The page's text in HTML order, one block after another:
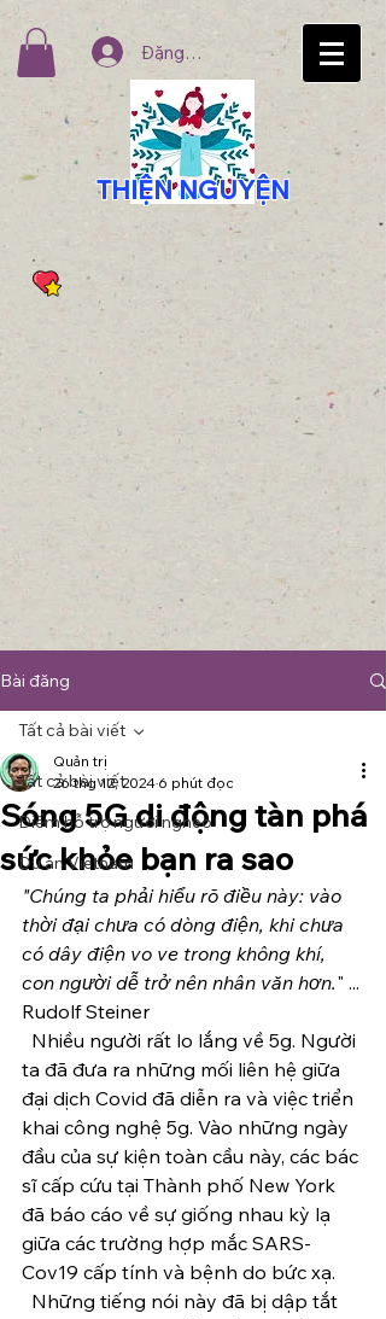
THIỆN NGUYỆN
Đăng nhập
Bài đăng
Tất cả bài viết
Điểm hỗ trợ người nghèo
Du an Vietnam
Tất cả bài viết
Sóng 5G di động tàn phá
sức khỏe bạn ra sao
Quản trị
26 thg 12, 2024 6 phút đọc
"Chúng ta phải hiểu rõ điều này: vào
thời đại chưa có dòng điện, khi chưa
có dây điện vo ve trong không khí,
con người dễ trở nên nhân văn hơn." ...
Rudolf Steiner
ta đã đưa ra những mối liên hệ giữa
đại dịch Covid đã diễn ra và việc triển
khai công nghệ 5g. Vào những ngày
đầu của sự kiện toàn cầu này, các bác
sĩ cấp cứu tại Thành phố New York
đã báo cáo về sự giống nhau kỳ lạ
giữa các trường hợp mắc SARS-
Cov19 cấp tính và bệnh do bức xạ.